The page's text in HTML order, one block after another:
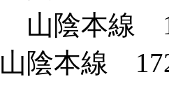
山陰本線
陰本線